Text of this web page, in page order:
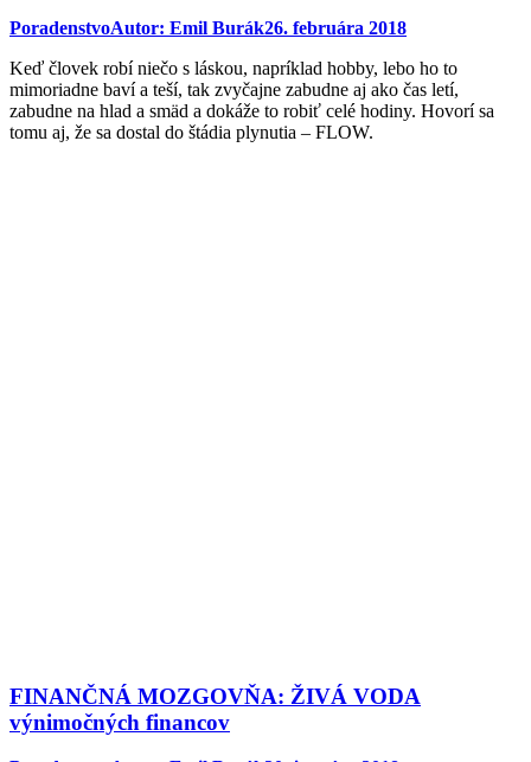
PoradenstvoAutor: Emil Burák26. februára 2018
Keď človek robí niečo s láskou, napríklad hobby, lebo ho to
mimoriadne baví a teší, tak zvyčajne zabudne aj ako čas letí,
zabudne na hlad a smäd a dokáže to robiť celé hodiny. Hovorí sa
tomu aj, že sa dostal do štádia plynutia – FLOW.
FINANČNÁ MOZGOVŇA: ŽIVÁ VODA
výnimočných financov